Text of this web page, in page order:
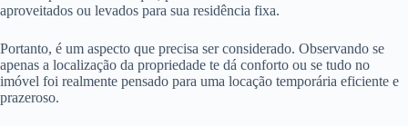
aproveitados ou levados para sua residência fixa.
Portanto, é um aspecto que precisa ser considerado. Observando se
apenas a localização da propriedade te dá conforto ou se tudo no
imóvel foi realmente pensado para uma locação temporária eficiente e
prazeroso.